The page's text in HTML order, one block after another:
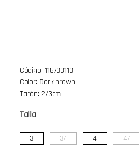
Código: 116703110
Color: Dark brown
Tacón: 2/3cm
Talla
3 3/ 4 4/